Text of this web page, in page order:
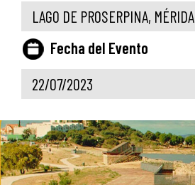
LAGO DE PROSERPINA, MÉRIDA
Fecha del Evento
22/07/2023